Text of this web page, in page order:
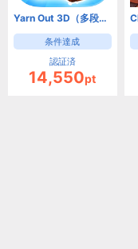
Yarn Out 3D（多段階）【Android】
条件達成
認証済
14,550pt